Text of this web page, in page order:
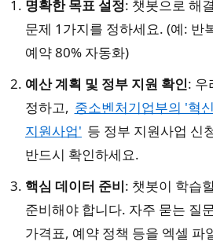
명확한 목표 설정: 챗봇으로 해
문제 1가지를 정하세요. (예: 반
예약 80% 자동화)
예산 계획 및 정부 지원 확인: 우
정하고, 중소벤처기업부의 '혁
지원사업' 등 정부 지원사업 신
반드시 확인하세요.
핵심 데이터 준비: 챗봇이 학습
준비해야 합니다. 자주 묻는 질
가격표, 예약 정책 등을 엑셀 파